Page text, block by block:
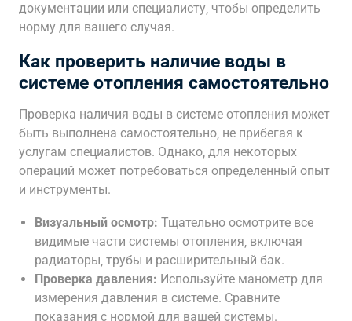
документации или специалисту‚ чтобы определить
норму для вашего случая.
Как проверить наличие воды в
системе отопления самостоятельно
Проверка наличия воды в системе отопления может
быть выполнена самостоятельно‚ не прибегая к
услугам специалистов. Однако‚ для некоторых
операций может потребоваться определенный опыт
и инструменты.
Визуальный осмотр: Тщательно осмотрите все
видимые части системы отопления‚ включая
радиаторы‚ трубы и расширительный бак.
Проверка давления: Используйте манометр для
измерения давления в системе. Сравните
показания с нормой для вашей системы.